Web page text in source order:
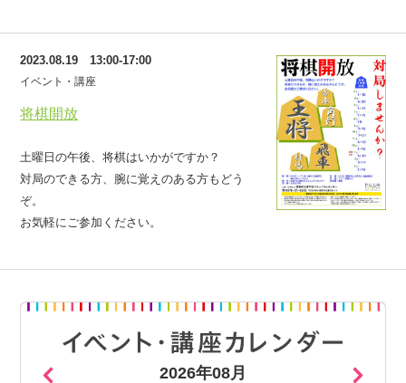
将棋開放
2023.08.19 13:00-17:00
イベント・講座
土曜日の午後、将棋はいかがですか？
対局のできる方、腕に覚えのある方もどう
ぞ。
お気軽にご参加ください。
2026年08月